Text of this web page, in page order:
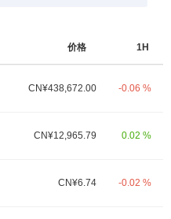
价格 1H
CN¥438,672.00 -0.06 %
CN¥12,965.79 0.02 %
CN¥6.74 -0.02 %